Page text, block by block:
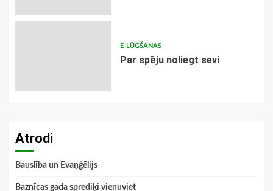
E-LŪGŠANAS
Par spēju noliegt sevi
Atrodi
Bauslība un Evaņģēlijs
Baznīcas gada sprediķi vienuviet